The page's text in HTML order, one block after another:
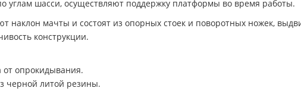
углам шасси, осуществляют поддержку платформы во время работы.
наклон мачты и состоят из опорных стоек и поворотных ножек,
конструкции.
опрокидывания.
черной литой резины.